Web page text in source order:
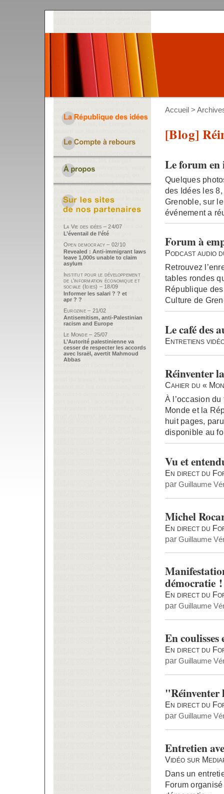
Accueil >
[Blog]
Le forum en
Quelques
des Idées les
Grenoble, sur
événement a
Forum à
Podcast audio
Retrouvez
tables rondes
République
Culture de
Le café des
Entretiens
Réinventer
Cahier du «
À l’occasion
Monde et la
huit pages,
disponible au
Vu et
En direct du
par Guillaume
Michel
En direct du
par Guillaume
démocratie !
En direct du
par Guillaume
En coulisses
En direct du
par Guillaume
"Réinventer
En direct du
par Guillaume
Entretien
Vidéo sur
Dans un
Forum
La Vie des idées – 24/07
L’éventail de l’été
Open democracy – 02/10
Revealed : Anti-immigrant laws
leave 1,000s unable to claim
asylum
Institut pour le développement
de l’information économique et
sociale (Idies) – 18/09
Informer les salari ? ? et
apr ? ?
Eurozine – 21/02
Antisemitism, anti-Palestinian
racism and Europe
Le Monde – 25/07
L’Autorité palestinienne va
cesser de respecter les accords
avec Israël, avertit Mahmoud
Abbas